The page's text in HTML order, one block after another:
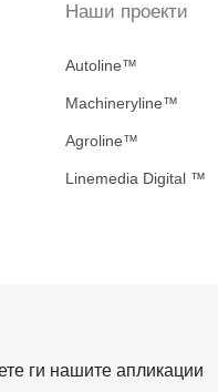
Наши проекти
Autoline™
Machineryline™
Agroline™
Linemedia Digital ™
ги нашите апликации